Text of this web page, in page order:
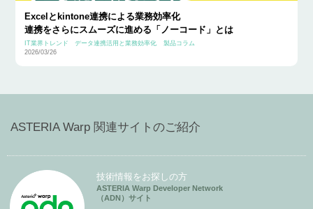
Excelとkintone連携による業務効率化
連携をさらにスムーズに進める「ノーコード」とは
IT業界トレンド データ連携活用と業務効率化
製品コラム
2026/03/26
ASTERIA Warp 関連サイトのご紹介
技術情報をお探しの方
ASTERIA Warp Developer Network
（ADN）サイト